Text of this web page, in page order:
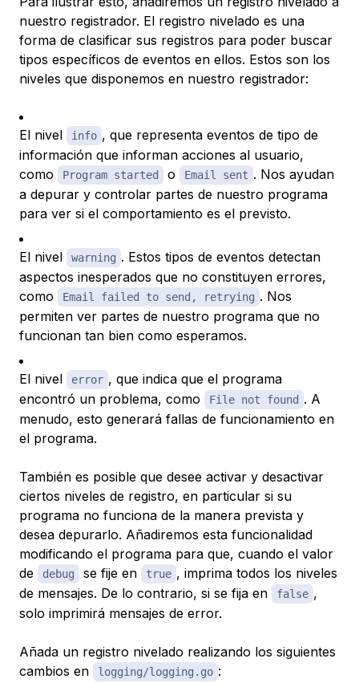
nuestro registrador. El registro nivelado es una
forma de clasificar sus registros para poder buscar
tipos específicos de eventos en ellos. Estos son los
niveles que disponemos en nuestro registrador:
El nivel info , que representa eventos de tipo de
información que informan acciones al usuario,
como
Program started o Email sent . Nos ayudan
a depurar y controlar partes de nuestro programa
para ver si el comportamiento es el previsto.
El nivel warning . Estos tipos de eventos detectan
aspectos inesperados que no constituyen errores,
como
Email failed to send, retrying . Nos
permiten ver partes de nuestro programa que no
funcionan tan bien como esperamos.
El nivel error , que indica que el programa
encontró un problema, como
File not found . A
menudo, esto generará fallas de funcionamiento en
el programa.
También es posible que desee activar y desactivar
ciertos niveles de registro, en particular si su
programa no funciona de la manera prevista y
desea depurarlo. Añadiremos esta funcionalidad
modificando el programa para que, cuando el valor
de
debug se fije en true , imprima todos los niveles
de mensajes. De lo contrario, si se fija en
false ,
solo imprimirá mensajes de error.
Añada un registro nivelado realizando los siguientes
cambios en
logging/logging.go :